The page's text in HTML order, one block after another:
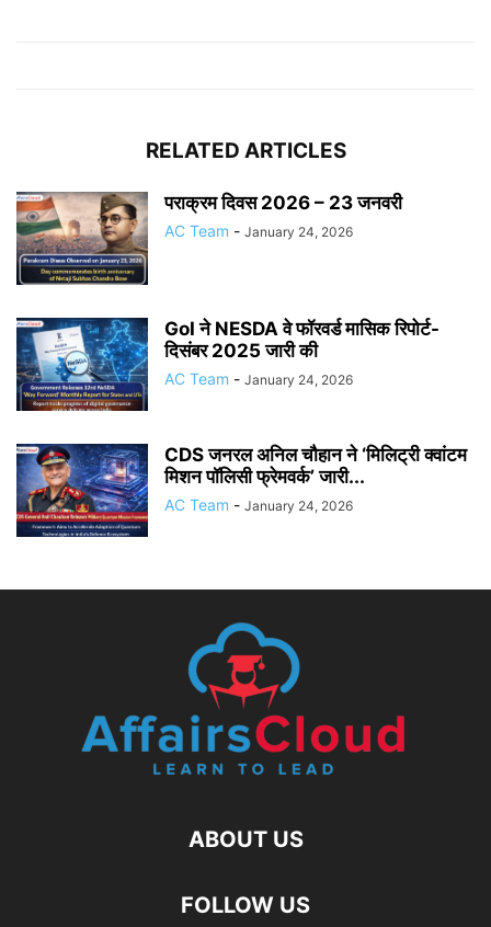
RELATED ARTICLES
पराक्रम दिवस 2026 – 23 जनवरी
AC Team - January 24, 2026
GoI ने NESDA वे फॉरवर्ड मासिक रिपोर्ट-
दिसंबर 2025 जारी की
AC Team - January 24, 2026
CDS जनरल अनिल चौहान ने ‘मिलिट्री क्वांटम
मिशन पॉलिसी फ्रेमवर्क’ जारी...
AC Team - January 24, 2026
ABOUT US
FOLLOW US